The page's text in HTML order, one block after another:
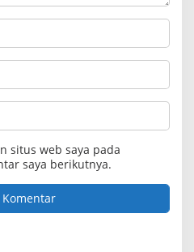
situs web saya pada
saya berikutnya.